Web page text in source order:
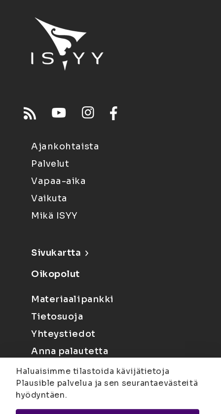
Ajankohtaista
Palvelut
Vapaa-aika
Vaikuta
Mikä ISYY
Sivukartta
Oikopolut
Materiaalipankki
Tietosuoja
Yhteystiedot
Anna palautetta
Haluaisimme tilastoida kävijätietoja
Plausible palvelua ja sen seurantaevästeitä
hyödyntäen.